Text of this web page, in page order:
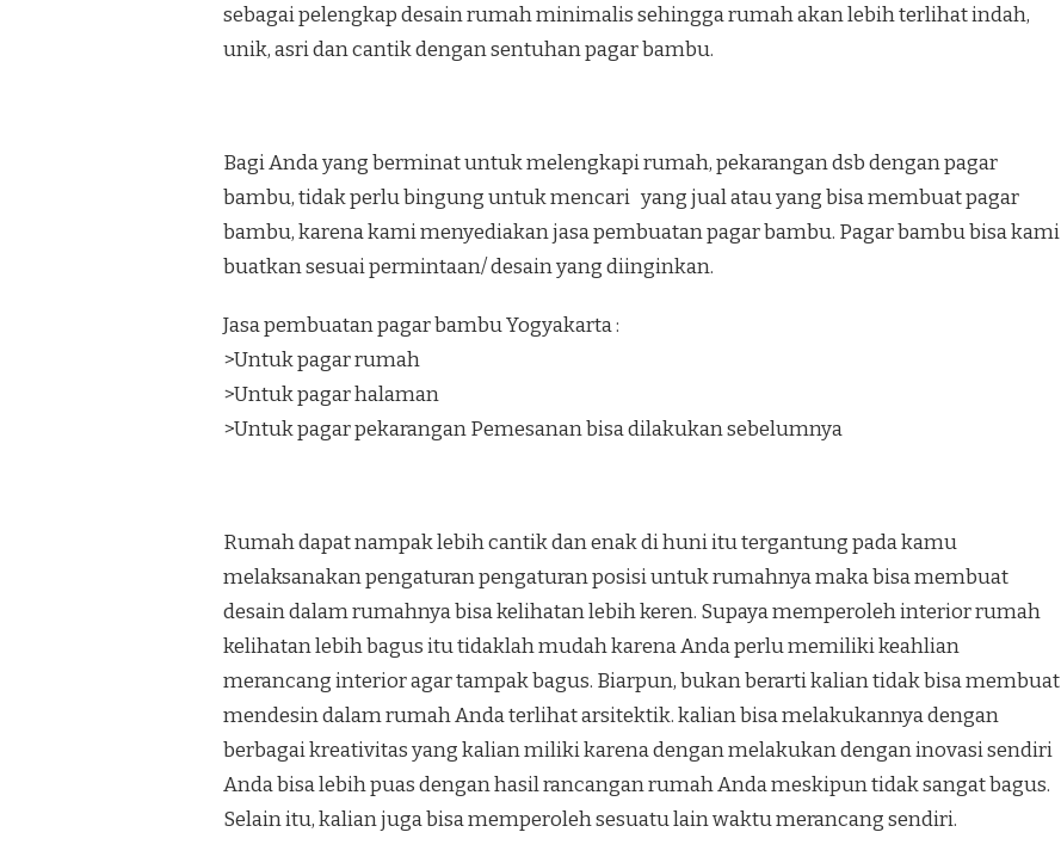
sebagai pelengkap desain rumah minimalis sehingga rumah akan lebih terlihat indah,
unik, asri dan cantik dengan sentuhan pagar bambu.
Bagi Anda yang berminat untuk melengkapi rumah, pekarangan dsb dengan pagar
bambu, tidak perlu bingung untuk mencari yang jual atau yang bisa membuat pagar
bambu, karena kami menyediakan jasa pembuatan pagar bambu. Pagar bambu bisa kami
buatkan sesuai permintaan/ desain yang diinginkan.
Jasa pembuatan pagar bambu Yogyakarta :
>Untuk pagar rumah
>Untuk pagar halaman
>Untuk pagar pekarangan Pemesanan bisa dilakukan sebelumnya
Rumah dapat nampak lebih cantik dan enak di huni itu tergantung pada kamu
melaksanakan pengaturan pengaturan posisi untuk rumahnya maka bisa membuat
desain dalam rumahnya bisa kelihatan lebih keren. Supaya memperoleh interior rumah
kelihatan lebih bagus itu tidaklah mudah karena Anda perlu memiliki keahlian
merancang interior agar tampak bagus. Biarpun, bukan berarti kalian tidak bisa membuat
mendesin dalam rumah Anda terlihat arsitektik. kalian bisa melakukannya dengan
berbagai kreativitas yang kalian miliki karena dengan melakukan dengan inovasi sendiri
Anda bisa lebih puas dengan hasil rancangan rumah Anda meskipun tidak sangat bagus.
Selain itu, kalian juga bisa memperoleh sesuatu lain waktu merancang sendiri.